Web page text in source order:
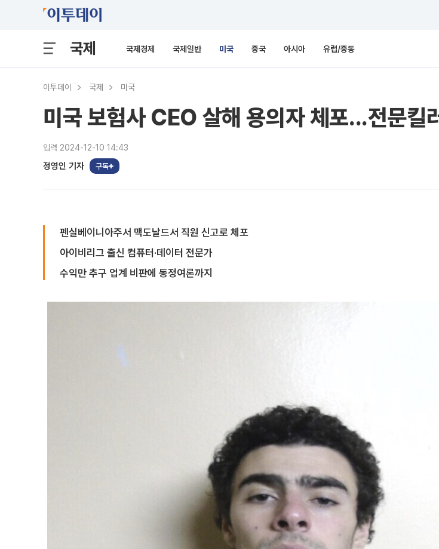
국제 국제경제 국제일반 미국 중국 아시아 유럽/중동
이투데이 국제 미국
미국 보험사 CEO 살해 용의자 체포...전문킬
입력 2024-12-10 14:43
정영인 기자 구독
펜실베이니아주서 맥도날드서 직원 신고로 체포
아이비리그 출신 컴퓨터·데이터 전문가
수익만 추구 업계 비판에 동정여론까지